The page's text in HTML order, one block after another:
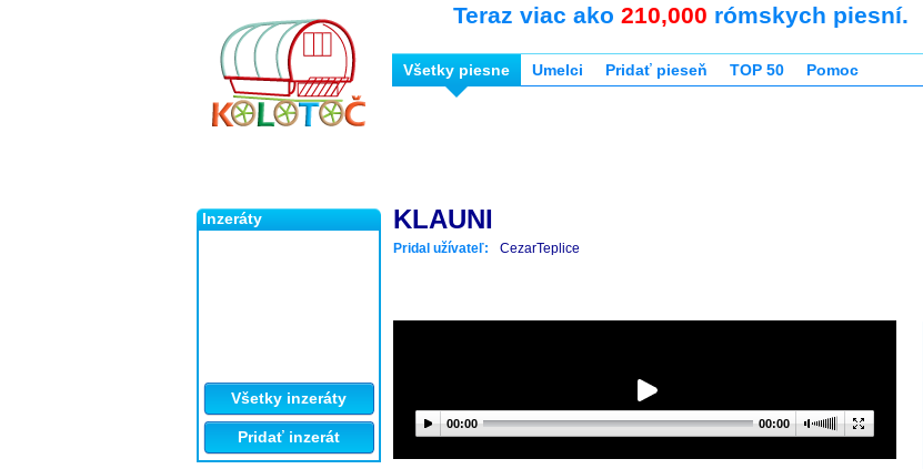
Inzeráty
Všetky inzeráty
Pridať inzerát
Teraz viac ako 210,000 rómskych piesní.
Všetky piesne Umelci Pridať pieseň TOP 50 Pomoc
KLAUNI
Pridal užívateľ: CezarTeplice
00:00 00:00